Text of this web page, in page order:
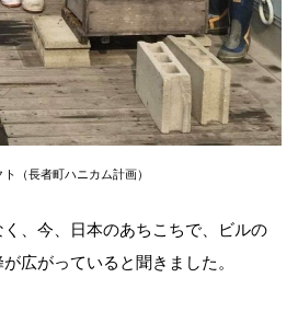
（長者町ハニカム計画）
、今、日本のあちこちで、ビルの
広がっていると聞きました。